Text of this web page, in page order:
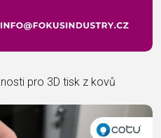
pro 3D tisk z kovů